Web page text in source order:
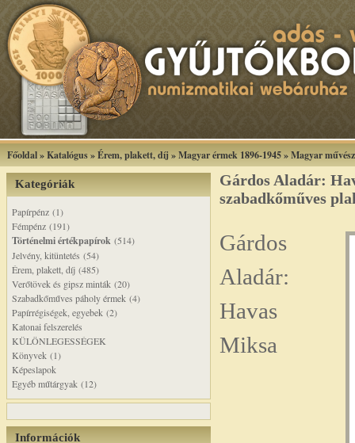
Főoldal»Katalógus»Érem, plakett, díj »Magyar érmek 1896-1945»Magyar
Kategóriák
Papírpénz (1)
Fémpénz (191)
Történelmi értékpapírok (514)
Jelvény, kitüntetés (54)
Érem, plakett, díj (485)
Verőtövek és gipsz minták (20)
Szabadkőműves páholy érmek (4)
Papírrégiségek, egyebek (2)
Katonai felszerelés
KÜLÖNLEGESSÉGEK
Könyvek (1)
Képeslapok
Egyéb műtárgyak (12)
Információk
Gárdos Aladár:
szabadkőműves
Gárdos
Aladár:
Havas
Miksa